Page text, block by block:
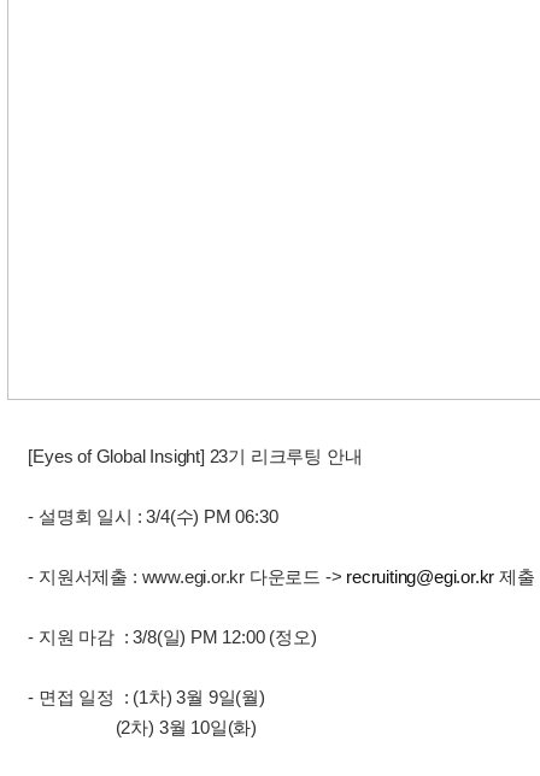
[Eyes of Global Insight] 23기 리크루팅 안내
- 설명회 일시 : 3/4(수) PM 06:30
- 지원서제출 : www.egi.or.kr 다운로드 -> recruiting@egi.or.kr 제출
- 지원 마감 : 3/8(일) PM 12:00 (정오)
- 면접 일정 : (1차) 3월 9일(월)
(2차) 3월 10일(화)